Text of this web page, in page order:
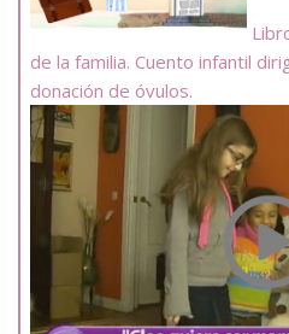
de la familia. Cuento infantil
donación de óvulos.